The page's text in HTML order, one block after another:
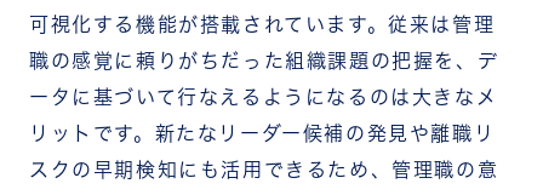
可視化する機能が搭載されています。従来は管理
職の感覚に頼りがちだった組織課題の把握を、デ
ータに基づいて行なえるようになるのは大きなメ
リットです。 新たなリーダー候補の発見や離職リ
スクの早期検知にも活用できるため、管理職の意